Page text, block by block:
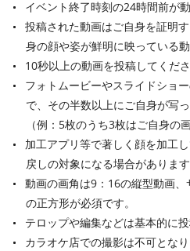
イベント終了時刻の24時間前が
投稿された動画はご自身を証明
身の顔や姿が鮮明に映っている動
10秒以上の動画を投稿してくださ
フォトムービーやスライドショ
で、その半数以上にご自身が写
（例：5枚のうち3枚はご自身の画
加工アプリ等で著しく顔を加工
戻しの対象になる場合がありま
動画の画角は9：16の縦型動画
の正方形が必須です。
テロップや編集などは基本的に
カラオケ店での撮影は不可となり